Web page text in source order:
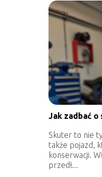
Jak zadbać
Skuter to nie
także pojazd,
konserwacji.
przedł...